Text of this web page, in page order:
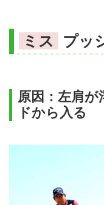
ミス プッ
原因：左肩
ドから入る